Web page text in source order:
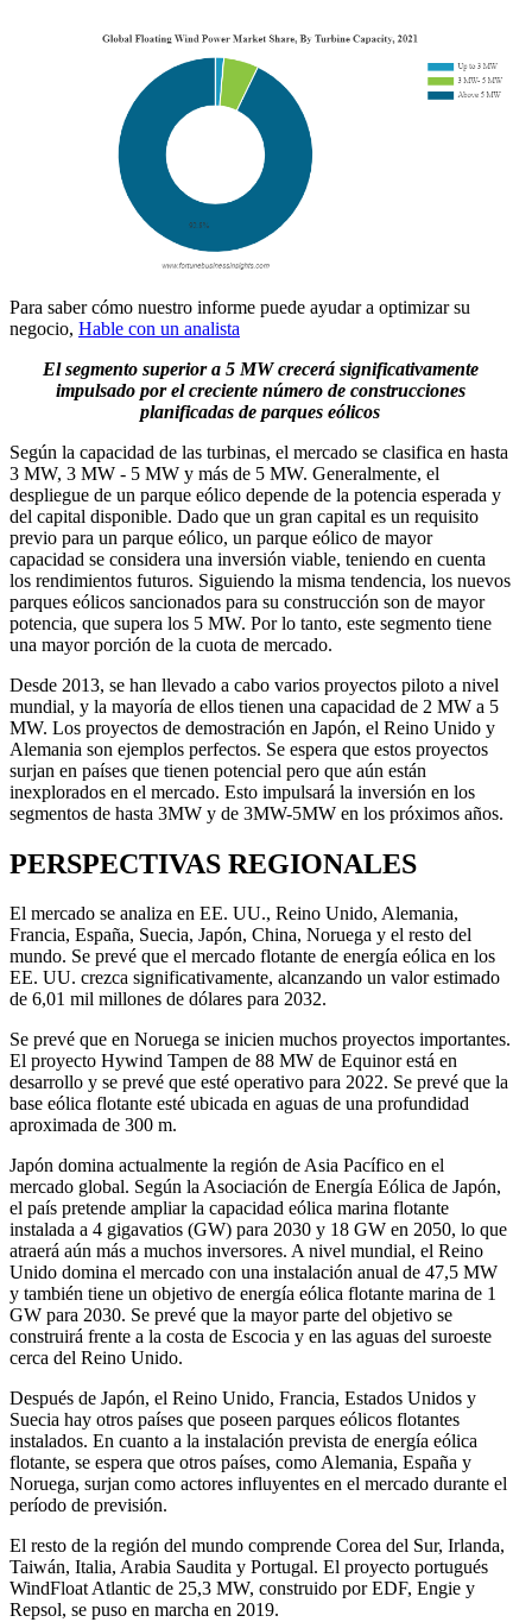
Para saber cómo nuestro informe puede ayudar a optimizar su
negocio, Hable con un analista
El segmento superior a 5 MW crecerá significativamente
impulsado por el creciente número de construcciones
planificadas de parques eólicos
Según la capacidad de las turbinas, el mercado se clasifica en hasta
3 MW, 3 MW - 5 MW y más de 5 MW. Generalmente, el
despliegue de un parque eólico depende de la potencia esperada y
del capital disponible. Dado que un gran capital es un requisito
previo para un parque eólico, un parque eólico de mayor
capacidad se considera una inversión viable, teniendo en cuenta
los rendimientos futuros. Siguiendo la misma tendencia, los nuevos
parques eólicos sancionados para su construcción son de mayor
potencia, que supera los 5 MW. Por lo tanto, este segmento tiene
una mayor porción de la cuota de mercado.
Desde 2013, se han llevado a cabo varios proyectos piloto a nivel
mundial, y la mayoría de ellos tienen una capacidad de 2 MW a 5
MW. Los proyectos de demostración en Japón, el Reino Unido y
Alemania son ejemplos perfectos. Se espera que estos proyectos
surjan en países que tienen potencial pero que aún están
inexplorados en el mercado. Esto impulsará la inversión en los
segmentos de hasta 3MW y de 3MW-5MW en los próximos años.
PERSPECTIVAS REGIONALES
El mercado se analiza en EE. UU., Reino Unido, Alemania,
Francia, España, Suecia, Japón, China, Noruega y el resto del
mundo. Se prevé que el mercado flotante de energía eólica en los
EE. UU. crezca significativamente, alcanzando un valor estimado
de 6,01 mil millones de dólares para 2032.
Se prevé que en Noruega se inicien muchos proyectos importantes.
El proyecto Hywind Tampen de 88 MW de Equinor está en
desarrollo y se prevé que esté operativo para 2022. Se prevé que la
base eólica flotante esté ubicada en aguas de una profundidad
aproximada de 300 m.
Japón domina actualmente la región de Asia Pacífico en el
mercado global. Según la Asociación de Energía Eólica de Japón,
el país pretende ampliar la capacidad eólica marina flotante
instalada a 4 gigavatios (GW) para 2030 y 18 GW en 2050, lo que
atraerá aún más a muchos inversores. A nivel mundial, el Reino
Unido domina el mercado con una instalación anual de 47,5 MW
y también tiene un objetivo de energía eólica flotante marina de 1
GW para 2030. Se prevé que la mayor parte del objetivo se
construirá frente a la costa de Escocia y en las aguas del suroeste
cerca del Reino Unido.
Después de Japón, el Reino Unido, Francia, Estados Unidos y
Suecia hay otros países que poseen parques eólicos flotantes
instalados. En cuanto a la instalación prevista de energía eólica
flotante, se espera que otros países, como Alemania, España y
Noruega, surjan como actores influyentes en el mercado durante el
período de previsión.
El resto de la región del mundo comprende Corea del Sur, Irlanda,
Taiwán, Italia, Arabia Saudita y Portugal. El proyecto portugués
WindFloat Atlantic de 25,3 MW, construido por EDF, Engie y
Repsol, se puso en marcha en 2019.